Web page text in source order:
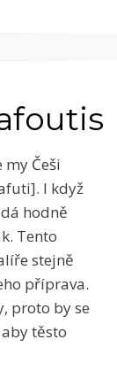
my Češi
I když
hodně
Tento
stejně
příprava.
proto by se
těsto